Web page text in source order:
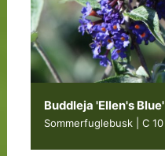
Buddleja 'Ellen's Blue'
Sommerfuglebusk | C 10